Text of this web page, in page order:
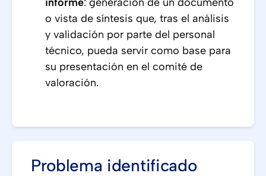
o vista de síntesis que, tras el análisis
y validación por parte del personal
técnico, pueda servir como base para
su presentación en el comité de
valoración.
Problema identificado